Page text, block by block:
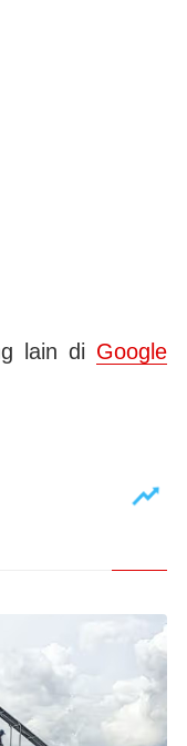
lain di Google